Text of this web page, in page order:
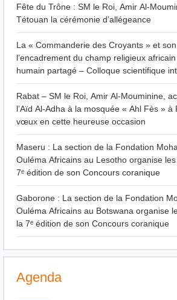
Fête du Trône : SM le Roi, Amir Al-
Tétouan la cérémonie d’allégeance
La « Commanderie des Croyants » et
l’encadrement du champ religieux
humain partagé – Colloque scientifique
Rabat – SM le Roi, Amir Al-Mouminine,
l’Aïd Al-Adha à la mosquée « Ahl Fès »
vœux en cette heureuse occasion
Maseru : La section de la Fondation
Ouléma Africains au Lesotho organise
7ᵉ édition de son Concours coranique
Gaborone : La section de la Fondation
Ouléma Africains au Botswana organise
la 7ᵉ édition de son Concours coranique
Agenda